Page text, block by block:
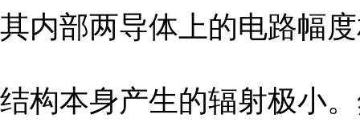
其内部两导体上的电路幅
结构本身产生的辐射极小